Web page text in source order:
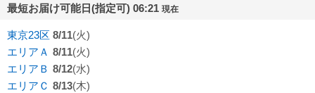
最短お届け可能日(指定可) 06:21 現在
東京23区 8/11(火)
エリアＡ 8/11(火)
エリアＢ 8/12(水)
エリアＣ 8/13(木)